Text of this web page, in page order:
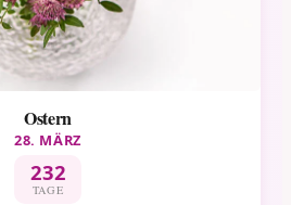
Ostern
28. MÄRZ
232
TAGE